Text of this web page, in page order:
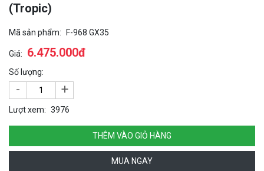
(Tropic)
Mã sản phẩm: F-968 GX35
Giá: 6.475.000đ
Số lượng:
- +
Lượt xem: 3976
THÊM VÀO GIỎ HÀNG
MUA NGAY